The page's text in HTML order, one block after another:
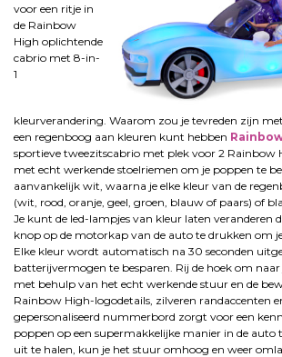
voor een ritje in
de Rainbow
High oplichtende
cabrio met 8-in-
1
kleurverandering. Waarom zou je tevreden zijn
een regenboog aan kleuren kunt hebben
sportieve tweezitscabrio met plek voor 2 Rainbow
met echt werkende stoelriemen om je poppen te
aanvankelijk wit, waarna je elke kleur van de
(wit, rood, oranje, geel, groen, blauw of paars) of
Je kunt de led-lampjes van kleur laten veranderen
knop op de motorkap van de auto te drukken om
Elke kleur wordt automatisch na 30 seconden
batterijvermogen te besparen. Rij de hoek om
met behulp van het echt werkende stuur en de
Rainbow High-logodetails, zilveren randaccenten
gepersonaliseerd nummerbord zorgt voor een
poppen op een supermakkelijke manier in de auto
uit te halen, kun je het stuur omhoog en weer